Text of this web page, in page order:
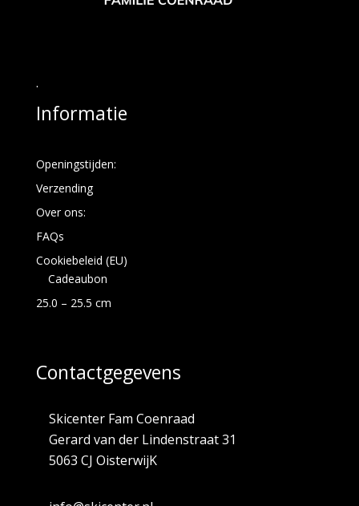
.
Informatie
Openingstijden:
Verzending
Over ons:
FAQs
Cookiebeleid (EU)
Cadeaubon
25.0 – 25.5 cm
Contactgegevens
Skicenter Fam Coenraad
Gerard van der Lindenstraat 31
5063 CJ OisterwijK